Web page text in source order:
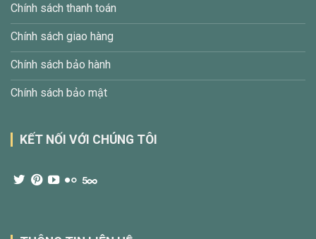
Chính sách thanh toán
Chính sách giao hàng
Chính sách bảo hành
Chính sách bảo mật
KẾT NỐI VỚI CHÚNG TÔI